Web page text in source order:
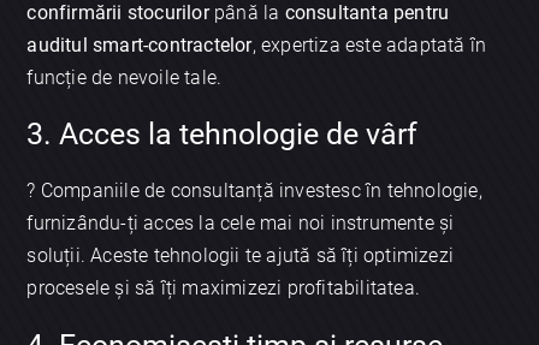
confirmării stocurilorpână la consultanta pentru
auditul smart-contractelor, expertiza este adaptată în
funcție de nevoile tale.
3. Acces la tehnologie de vârf
? Companiile de consultanță investesc în tehnologie,
furnizându-ți acces la cele mai noi instrumente și
soluții. Aceste tehnologii te ajută să îți optimizezi
procesele și să îți maximizezi profitabilitatea.